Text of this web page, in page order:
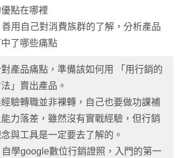
點在哪裡
善用自己對消費族群的了解，分析產品
了哪些痛點
對產品痛點，準備該如何用 「用行銷的
」賣出產品。
經驗轉職並非裸轉，自己也要做功課補
能力落差，雖然沒有實戰經驗，但行銷
與工具是一定要去了解的。
自學google數位行銷證照，入門的第一